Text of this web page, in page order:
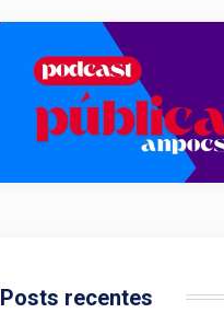
Posts recentes